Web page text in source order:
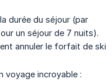
durée du séjour (par
un séjour de 7 nuits).
annuler le forfait de ski
voyage incroyable :